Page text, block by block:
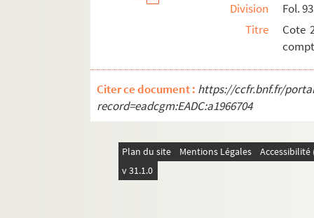
Division
Fol. 93
Titre
Cote
Citer ce document : https://ccfr.bnf.fr/
record=eadcgm:EADC:a1966704
Plan du site Mentions Légales
v 31.1.0